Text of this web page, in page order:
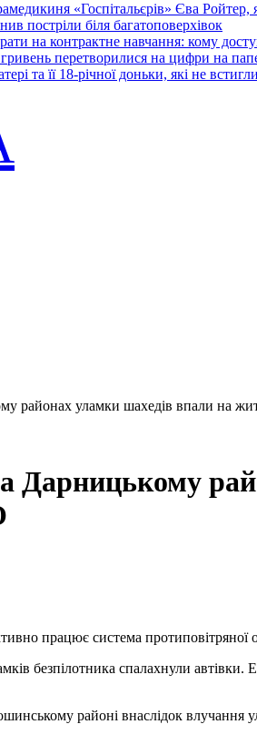
«Госпітальєрів» Єва
постріли біля багатоповерхівок
на контрактне навчання: кому
перетворилися на цифри на
та її 18-річної доньки, які не
районах уламки шахедів впали
працює система протиповітряної
безпілотника спалахнули
районі внаслідок